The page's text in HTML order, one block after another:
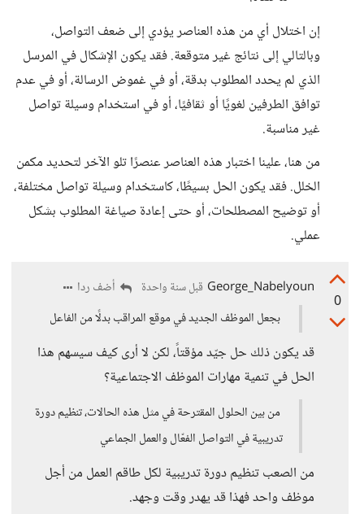
إن اختلال أي من هذه العناصر يؤدي إلى ضعف التواصل،
وبالتالي إلى نتائج غير متوقعة. فقد يكون الإشكال في المرسل
الذي لم يحدد المطلوب بدقة، أو في غموض الرسالة، أو في عدم
توافق الطرفين لغويًا أو ثقافيًا، أو في استخدام وسيلة تواصل
غير مناسبة.
من هنا، علينا اختبار هذه العناصر عنصرًا تلو الآخر لتحديد مكمن
الخلل. فقد يكون الحل بسيطًا، كاستخدام وسيلة تواصل مختلفة،
أو توضيح المصطلحات، أو حتى إعادة صياغة المطلوب بشكل
عملي.
0
George_Nabelyoun قبل سنة واحدة
أضف ردا
بجعل الموظف الجديد في موقع المراقب بدلًا من الفاعل
قد يكون ذلك حل جيّد مؤقتاً، لكن لا أرى كيف سيسهم هذا
الحل في تنمية مهارات الموظف الاجتماعية؟
من بين الحلول المقترحة في مثل هذه الحالات، تنظيم دورة
تدريبية في التواصل الفعّال والعمل الجماعي
من الصعب تنظيم دورة تدريبية لكل طاقم العمل من أجل
موظف واحد فهذا قد يهدر وقت وجهد.